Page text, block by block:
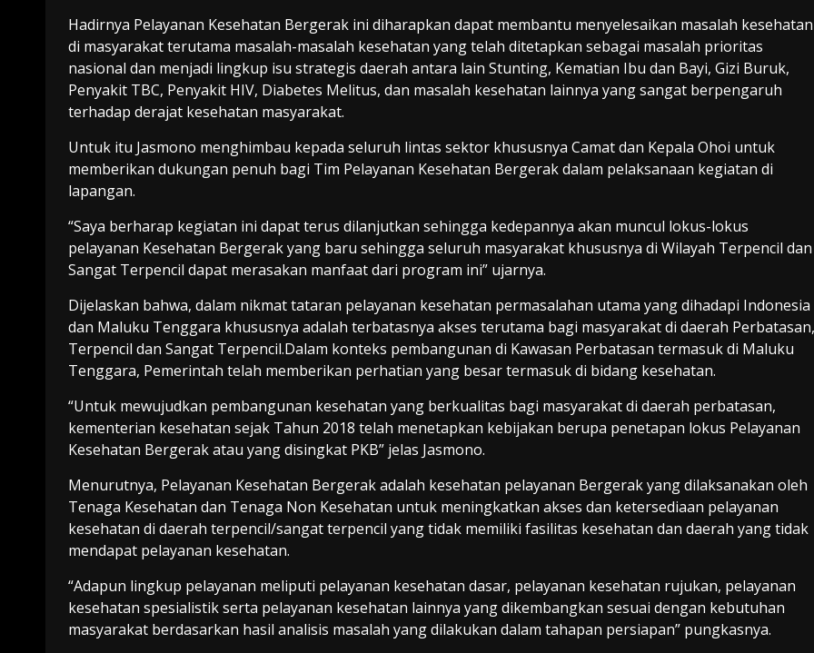
Hadirnya Pelayanan Kesehatan Bergerak ini diharapkan dapat membantu menyelesaikan masalah kesehatan
di masyarakat terutama masalah-masalah kesehatan yang telah ditetapkan sebagai masalah prioritas
nasional dan menjadi lingkup isu strategis daerah antara lain Stunting, Kematian Ibu dan Bayi, Gizi Buruk,
Penyakit TBC, Penyakit HIV, Diabetes Melitus, dan masalah kesehatan lainnya yang sangat berpengaruh
terhadap derajat kesehatan masyarakat.
Untuk itu Jasmono menghimbau kepada seluruh lintas sektor khususnya Camat dan Kepala Ohoi untuk
memberikan dukungan penuh bagi Tim Pelayanan Kesehatan Bergerak dalam pelaksanaan kegiatan di
lapangan.
“Saya berharap kegiatan ini dapat terus dilanjutkan sehingga kedepannya akan muncul lokus-lokus
pelayanan Kesehatan Bergerak yang baru sehingga seluruh masyarakat khususnya di Wilayah Terpencil dan
Sangat Terpencil dapat merasakan manfaat dari program ini” ujarnya.
Dijelaskan bahwa, dalam nikmat tataran pelayanan kesehatan permasalahan utama yang dihadapi Indonesia
dan Maluku Tenggara khususnya adalah terbatasnya akses terutama bagi masyarakat di daerah Perbatasan,
Terpencil dan Sangat Terpencil.Dalam konteks pembangunan di Kawasan Perbatasan termasuk di Maluku
Tenggara, Pemerintah telah memberikan perhatian yang besar termasuk di bidang kesehatan.
“Untuk mewujudkan pembangunan kesehatan yang berkualitas bagi masyarakat di daerah perbatasan,
kementerian kesehatan sejak Tahun 2018 telah menetapkan kebijakan berupa penetapan lokus Pelayanan
Kesehatan Bergerak atau yang disingkat PKB” jelas Jasmono.
Menurutnya, Pelayanan Kesehatan Bergerak adalah kesehatan pelayanan Bergerak yang dilaksanakan oleh
Tenaga Kesehatan dan Tenaga Non Kesehatan untuk meningkatkan akses dan ketersediaan pelayanan
kesehatan di daerah terpencil/sangat terpencil yang tidak memiliki fasilitas kesehatan dan daerah yang tidak
mendapat pelayanan kesehatan.
“Adapun lingkup pelayanan meliputi pelayanan kesehatan dasar, pelayanan kesehatan rujukan, pelayanan
kesehatan spesialistik serta pelayanan kesehatan lainnya yang dikembangkan sesuai dengan kebutuhan
masyarakat berdasarkan hasil analisis masalah yang dilakukan dalam tahapan persiapan” pungkasnya.